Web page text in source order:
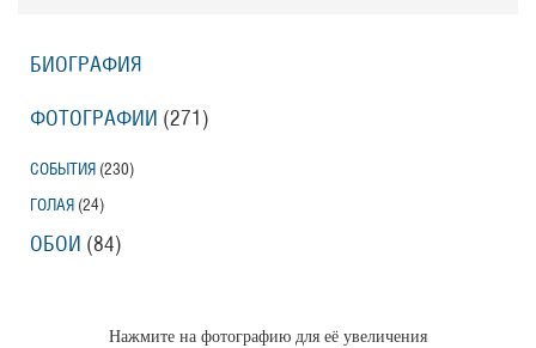
Нажмите на фотографию для её увеличения
БИОГРАФИЯ
ФОТОГРАФИИ (271 )
СОБЫТИЯ (230)
ГОЛАЯ (24)
ОБОИ (84)